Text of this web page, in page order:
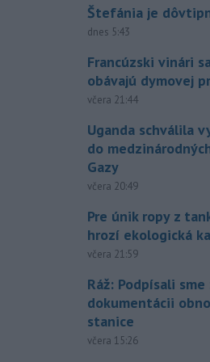
Štefánia je
dnes 5:43
Francúzski vinári
obávajú dymovej
včera 21:44
Uganda schválila
do
Gazy
včera 20:49
Pre únik ropy z
hrozí ekologická
včera 21:59
Ráž: Podpísali
dokumentácii
stanice
včera 15:26